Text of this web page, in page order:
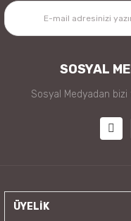
SOSYAL
Sosyal Medyadan
ÜYELİK